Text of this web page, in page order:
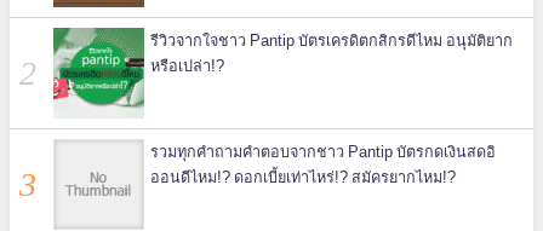
รีวิวจากใจชาว Pantip บัตรเครดิตกสิกรดีไหม อนุมัติยาก
หรือเปล่า!?
รวมทุกคำถามคำตอบจากชาว Pantip บัตรกดเงินสดอิ
ออนดีไหม!? ดอกเบี้ยเท่าไหร่!? สมัครยากไหม!?